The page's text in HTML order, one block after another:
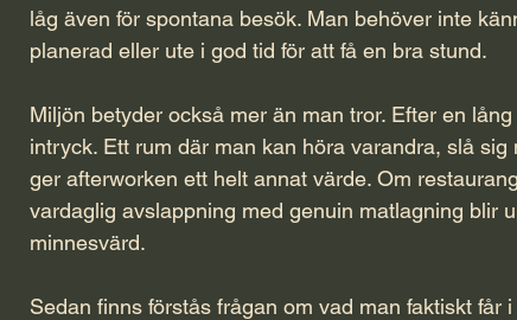
låg även för spontana besök. Man behöver inte
planerad eller ute i god tid för att få en bra stund.
Miljön betyder också mer än man tror. Efter en
intryck. Ett rum där man kan höra varandra, slå
ger afterworken ett helt annat värde. Om
vardaglig avslappning med genuin matlagning blir
minnesvärd.
Sedan finns förstås frågan om vad man faktiskt får i